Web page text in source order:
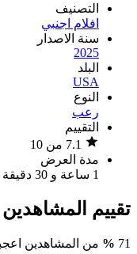
التصنيف
افلام اجنبي
سنة الاصدار
2025
البلد
USA
النوع
رعب
التقييم
مدة العرض
1 ساعة و 30 دقيقة
تقييم المشاهدين
71
% من المشاهدين